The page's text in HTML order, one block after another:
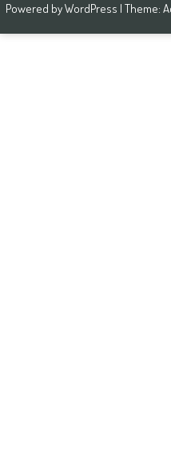
Powered byWordPress | Theme: